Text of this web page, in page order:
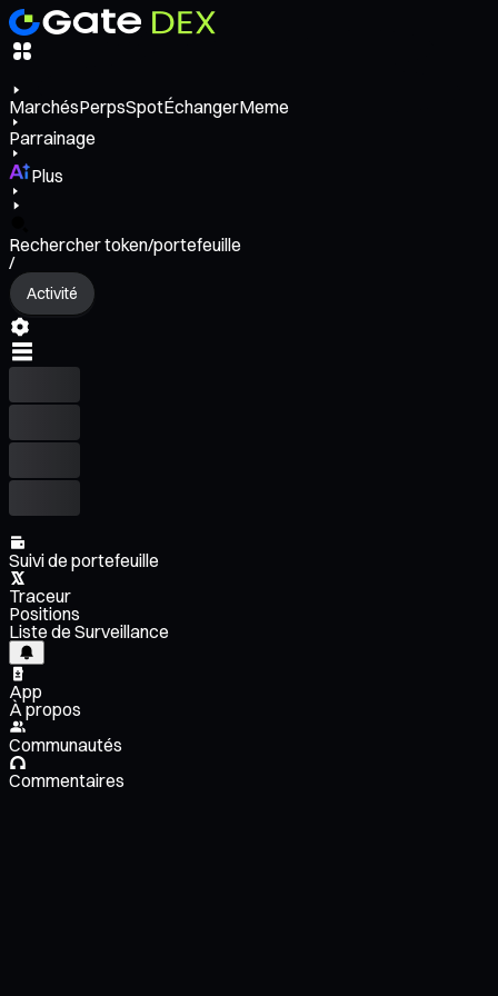
MarchésPerpsSpotÉchangerMeme
Parrainage
Plus
Rechercher token/portefeuille
/
Activité
Suivi de portefeuille
Traceur
Positions
Liste de Surveillance
App
À propos
Communautés
Commentaires